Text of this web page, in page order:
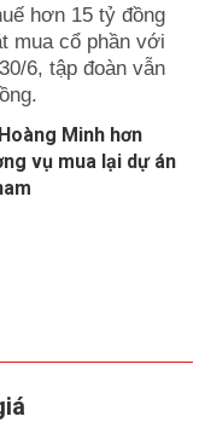
hơn 15 tỷ đồng
mua cổ phần với
6, tập đoàn vẫn
Minh hơn
vụ mua lại dự án